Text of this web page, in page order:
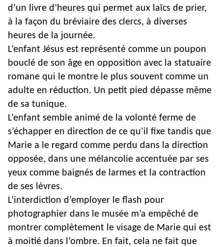
d’un livre d’heures qui permet aux laïcs de prier,
à la façon du bréviaire des clercs, à diverses
heures de la journée.
L’enfant Jésus est représenté comme un poupon
bouclé de son âge en opposition avec la statuaire
romane qui le montre le plus souvent comme un
adulte en réduction. Un petit pied dépasse même
de sa tunique.
L’enfant semble animé de la volonté ferme de
s’échapper en direction de ce qu’il fixe tandis que
Marie a le regard comme perdu dans la direction
opposée, dans une mélancolie accentuée par ses
yeux comme baignés de larmes et la contraction
de ses lèvres.
L’interdiction d’employer le flash pour
photographier dans le musée m’a empêché de
montrer complètement le visage de Marie qui est
à moitié dans l’ombre. En fait, cela ne fait que